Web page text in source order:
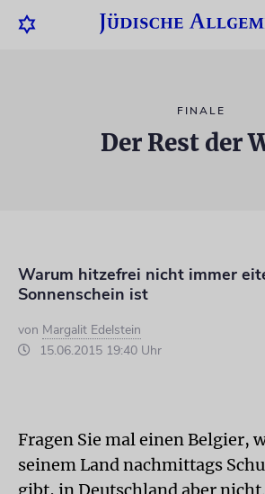
FINALE
Der Rest der
Warum hitzefrei nicht immer
Sonnenschein ist
von Margalit Edelstein
15.06.2015 19:40 Uhr
Fragen Sie mal einen Belgier,
seinem Land nachmittags